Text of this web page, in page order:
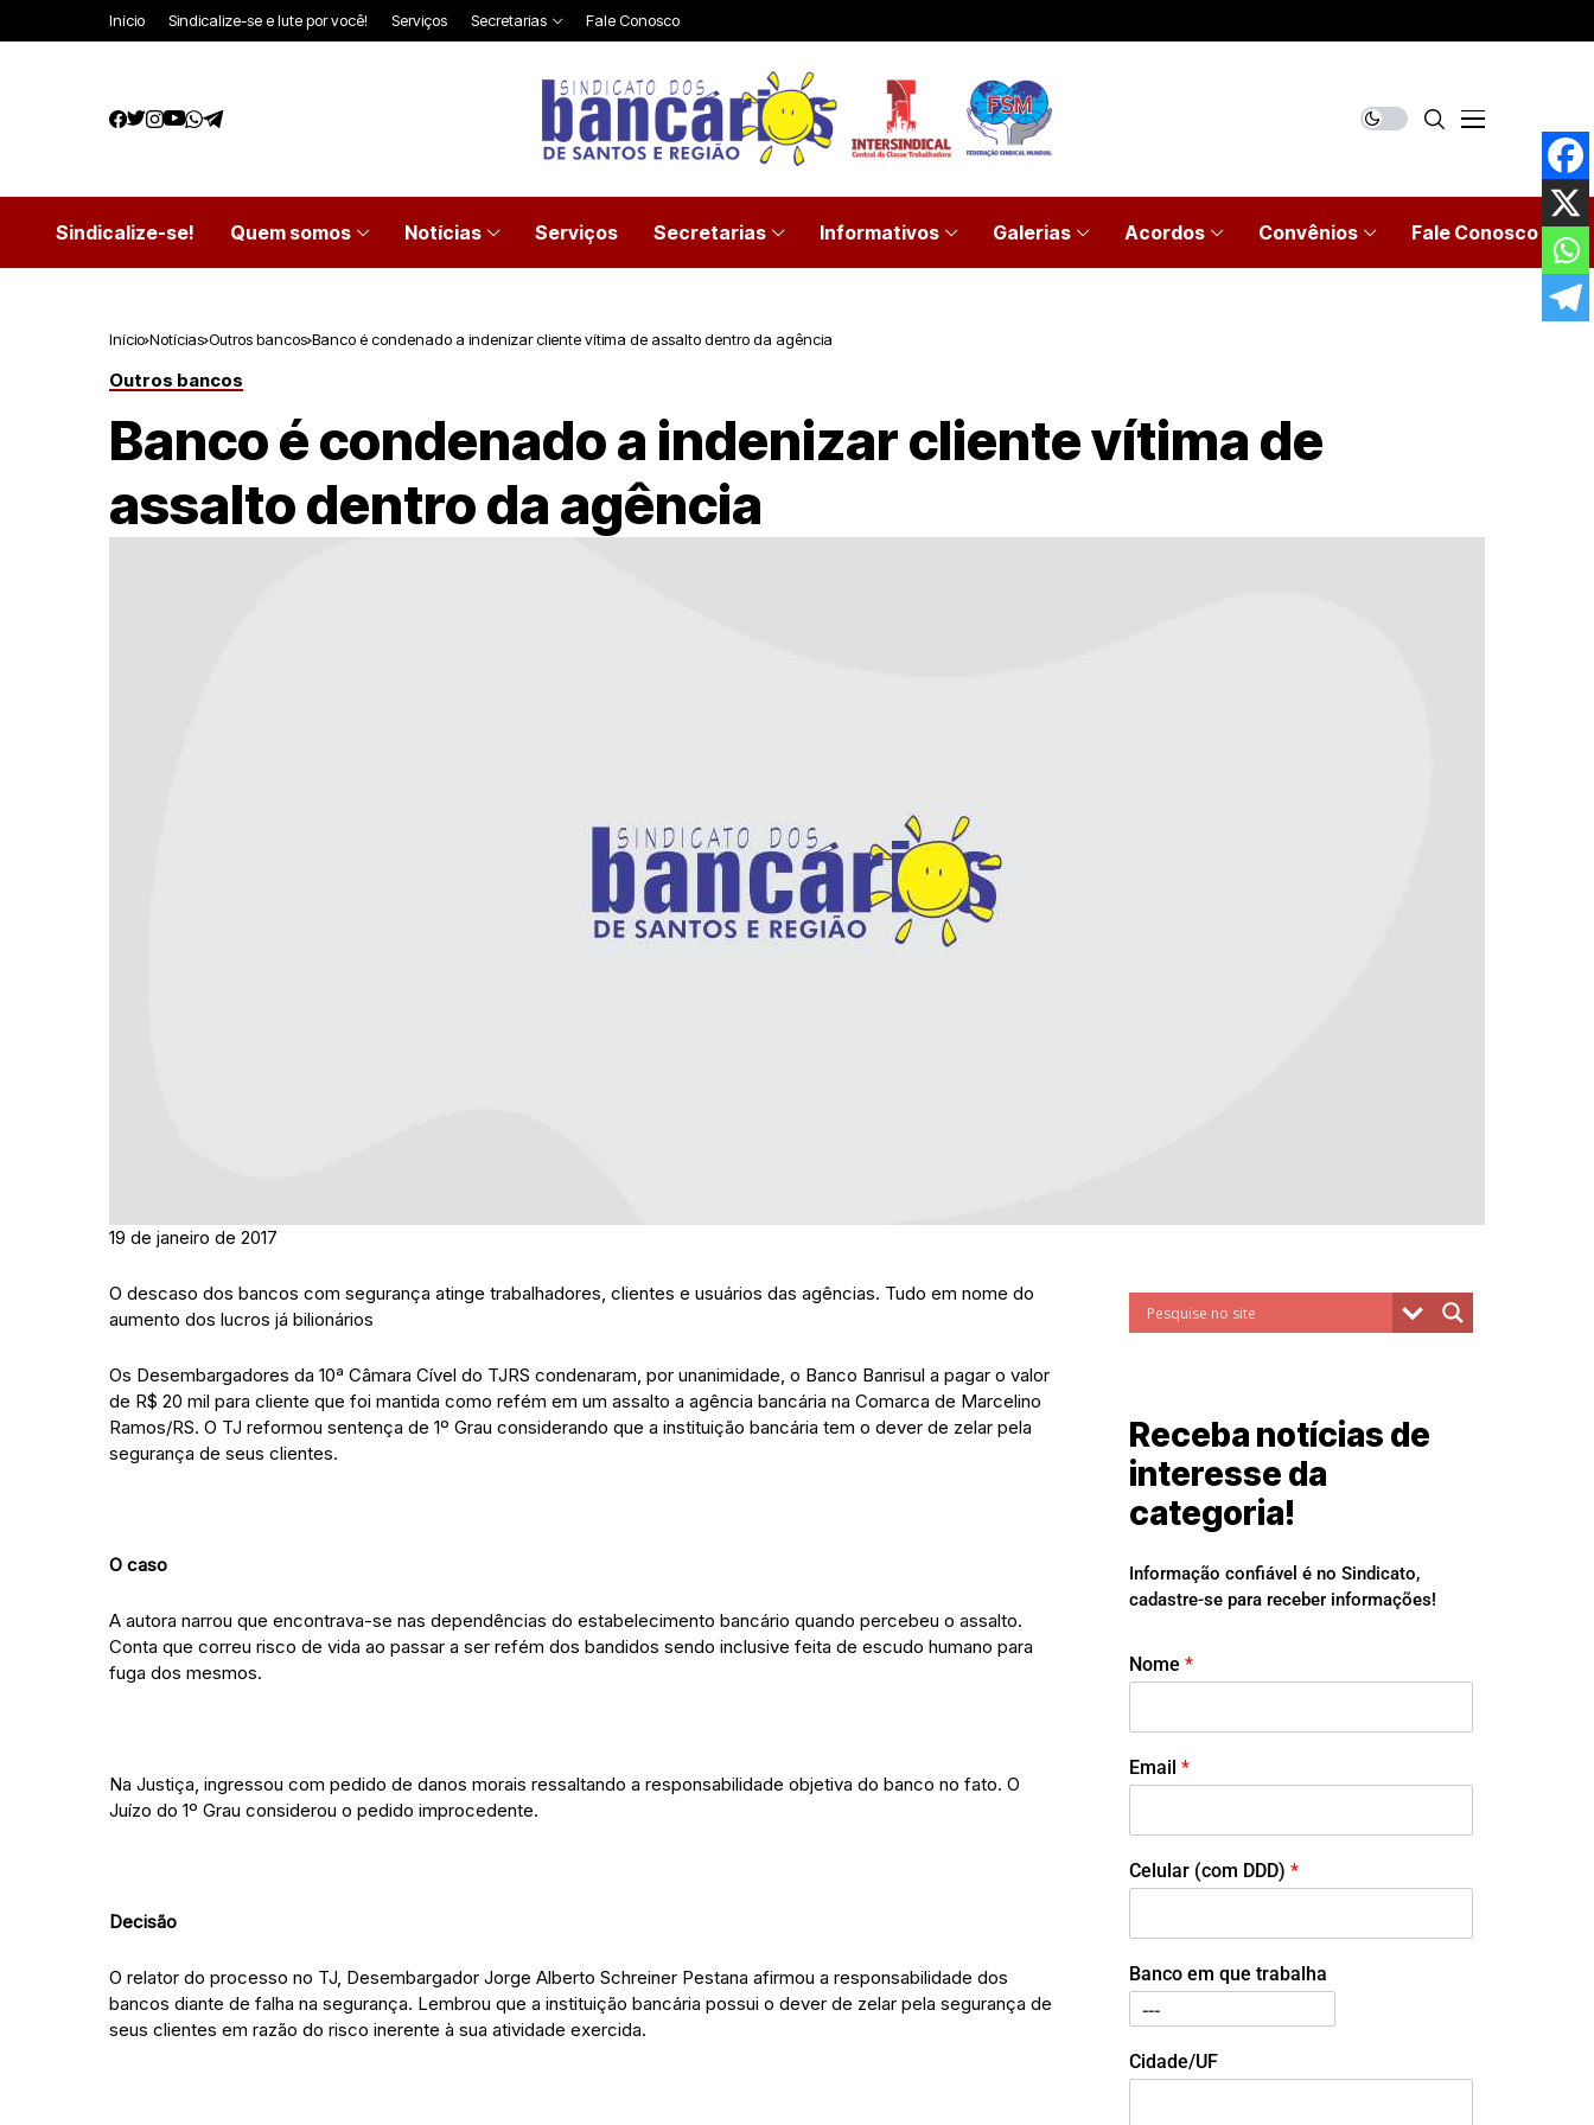
Início Sindicalize-se e lute por você! Serviços Secretarias Fale Conosco
Sindicalize-se! Quem somos Notícias Serviços Secretarias Informativos Galerias Acordos Convênios Fale Conosco
Início Notícias Outros bancos Banco é condenado a indenizar cliente vítima de assalto dentro da agência
Outros bancos
Banco é condenado a indenizar cliente vítima de
assalto dentro da agência
19 de janeiro de 2017
O descaso dos bancos com segurança atinge trabalhadores, clientes e usuários das agências. Tudo em nome do
aumento dos lucros já bilionários
Os Desembargadores da 10ª Câmara Cível do TJRS condenaram, por unanimidade, o Banco Banrisul a pagar o valor
de R$ 20 mil para cliente que foi mantida como refém em um assalto a agência bancária na Comarca de Marcelino
Ramos/RS. O TJ reformou sentença de 1º Grau considerando que a instituição bancária tem o dever de zelar pela
segurança de seus clientes.
O caso
A autora narrou que encontrava-se nas dependências do estabelecimento bancário quando percebeu o assalto.
Conta que correu risco de vida ao passar a ser refém dos bandidos sendo inclusive feita de escudo humano para
fuga dos mesmos.
Na Justiça, ingressou com pedido de danos morais ressaltando a responsabilidade objetiva do banco no fato. O
Juízo do 1º Grau considerou o pedido improcedente.
Decisão
O relator do processo no TJ, Desembargador Jorge Alberto Schreiner Pestana afirmou a responsabilidade dos
bancos diante de falha na segurança. Lembrou que a instituição bancária possui o dever de zelar pela segurança de
seus clientes em razão do risco inerente à sua atividade exercida.
Receba notícias de
interesse da
categoria!
Informação confiável é no Sindicato,
cadastre-se para receber informações!
Nome *
Email *
Celular (com DDD) *
Banco em que trabalha
Cidade/UF